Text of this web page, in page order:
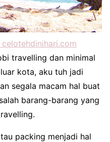
travelling dan minimal
kota, aku tuh jadi
segala macam hal buat
barang-barang yang
packing menjadi hal